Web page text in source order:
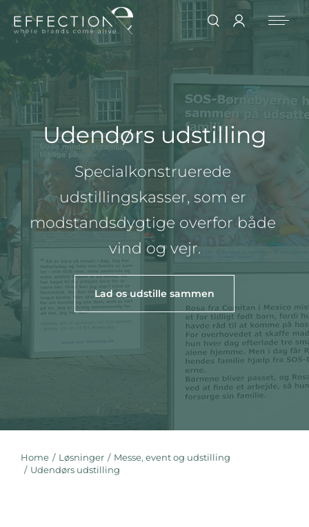
Udendørs udstilling
Specialkonstruerede
udstillingskasser, som er
modstandsdygtige overfor både
vind og vejr.
Lad os udstille sammen
You are here:
Home Løsninger
Messe, event og udstilling
Udendørs udstilling